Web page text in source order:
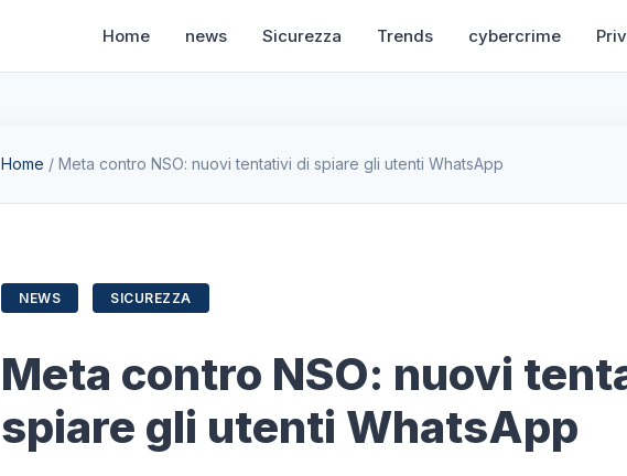
Home news Sicurezza Trends cybercrime
Home / Meta contro NSO: nuovi tentativi di spiare gli utenti WhatsApp
NEWS SICUREZZA
Meta contro NSO: nuovi
spiare gli utenti WhatsApp